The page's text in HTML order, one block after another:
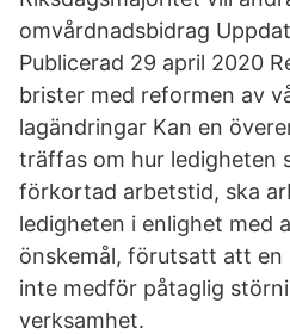
omvårdnadsbidrag
Publicerad 29 april 2020
brister med reformen av
lagändringar Kan en
träffas om hur ledigheten
förkortad arbetstid, ska
ledigheten i enlighet med
önskemål, förutsatt att en
inte medför påtaglig
verksamhet.